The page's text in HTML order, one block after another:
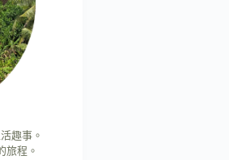
趣事。
旅程。